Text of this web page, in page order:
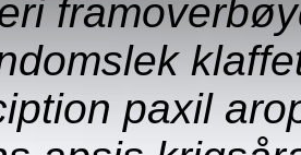
paxil